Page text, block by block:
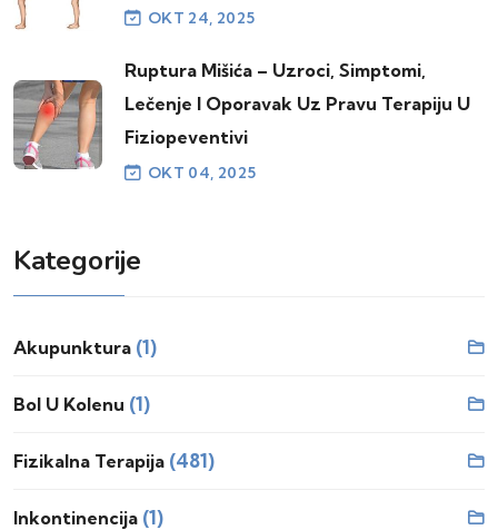
OKT 24, 2025
Ruptura Mišića – Uzroci, Simptomi,
Lečenje I Oporavak Uz Pravu Terapiju U
Fiziopeventivi
OKT 04, 2025
Kategorije
Akupunktura (1)
Bol U Kolenu (1)
Fizikalna Terapija (481)
Inkontinencija (1)